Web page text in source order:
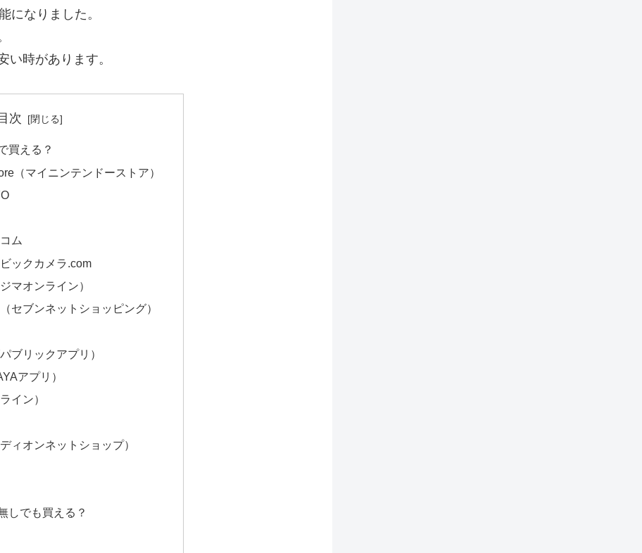
になりました。
い時があります。
次
買える？
（マイニンテンドーストア）
ム
ックカメラ.com
マオンライン）
セブンネットショッピング）
ブリックアプリ）
アプリ）
イン）
ィオンネットショップ）
しでも買える？